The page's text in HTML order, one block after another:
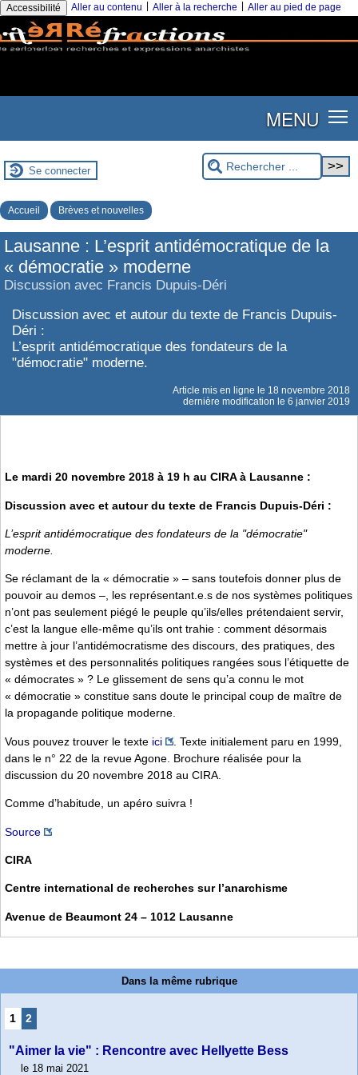
Accessibilité Aller au contenu Aller à la recherche Aller au pied de page
MENU
Se connecter
Accueil Brèves et nouvelles
Lausanne : L’esprit antidémocratique de la
« démocratie » moderne
Discussion avec Francis Dupuis-Déri
Discussion avec et autour du texte de Francis Dupuis-
Déri :
L’esprit antidémocratique des fondateurs de la
"démocratie" moderne.
Article mis en ligne le 18 novembre 2018
dernière modification le 6 janvier 2019
Le mardi 20 novembre 2018 à 19 h au CIRA à Lausanne :
Discussion avec et autour du texte de Francis Dupuis-Déri :
L’esprit antidémocratique des fondateurs de la "démocratie"
moderne.
Se réclamant de la « démocratie » – sans toutefois donner plus de
pouvoir au demos –, les représentant.e.s de nos systèmes politiques
n’ont pas seulement piégé le peuple qu’ils/elles prétendaient servir,
c’est la langue elle-même qu’ils ont trahie : comment désormais
mettre à jour l’antidémocratisme des discours, des pratiques, des
systèmes et des personnalités politiques rangées sous l’étiquette de
« démocrates » ? Le glissement de sens qu’a connu le mot
« démocratie » constitue sans doute le principal coup de maître de
la propagande politique moderne.
Vous pouvez trouver le texte ici
. Texte initialement paru en 1999,
dans le n° 22 de la revue Agone. Brochure réalisée pour la
discussion du 20 novembre 2018 au CIRA.
Comme d’habitude, un apéro suivra !
Source
CIRA
Centre international de recherches sur l’anarchisme
Avenue de Beaumont 24 – 1012 Lausanne
Dans la même rubrique
1 2
"Aimer la vie" : Rencontre avec Hellyette Bess
le 18 mai 2021